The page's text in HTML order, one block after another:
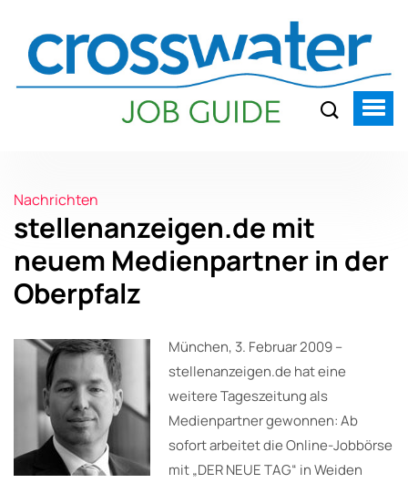
Nachrichten
stellenanzeigen.de mit
neuem Medienpartner in der
Oberpfalz
München, 3. Februar 2009 –
stellenanzeigen.de hat eine
weitere Tageszeitung als
Medienpartner gewonnen: Ab
sofort arbeitet die Online-Jobbörse
mit „DER NEUE TAG“ in Weiden